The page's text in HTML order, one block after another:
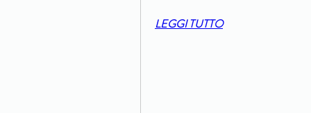
LEGGI TUTTO